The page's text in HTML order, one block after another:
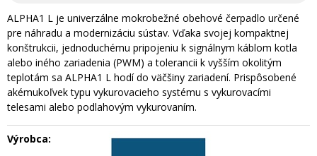
ALPHA1 L je univerzálne mokrobežné obehové čerpadlo určené
pre náhradu a modernizáciu sústav. Vďaka svojej kompaktnej
konštrukcii, jednoduchému pripojeniu k signálnym káblom kotla
alebo iného zariadenia (PWM) a tolerancii k vyšším okolitým
teplotám sa ALPHA1 L hodí do väčšiny zariadení. Prispôsobené
akémukoľvek typu vykurovacieho systému s vykurovacími
telesami alebo podlahovým vykurovaním.
Výrobca: